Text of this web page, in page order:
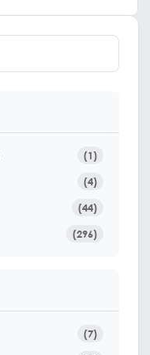
(1)
(4)
(44)
(296)
(7)